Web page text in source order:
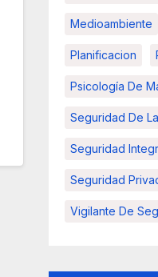
Medioambiente
Planificacion
Psicología De
Seguridad De
Seguridad
Seguridad
Vigilante De